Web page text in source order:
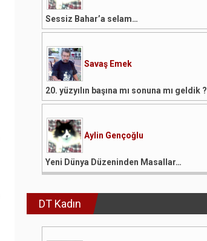
Sessiz Bahar’a selam…
Savaş Emek
20. yüzyılın başına mı sonuna mı geldik ?
Aylin Gençoğlu
Yeni Dünya Düzeninden Masallar…
DT Kadın